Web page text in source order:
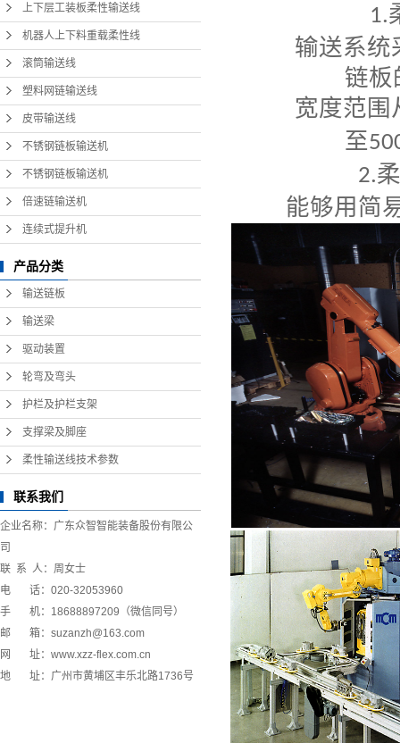
上下层工装板柔性输送线
机器人上下料重载柔性线
滚筒输送线
塑料网链输送线
皮带输送线
不锈钢链板输送机
不锈钢链板输送机
倍速链输送机
连续式提升机
产品分类
输送链板
输送梁
驱动装置
轮弯及弯头
护栏及护栏支架
支撑梁及脚座
柔性输送线技术参数
联系我们
企业名称：广东众智智能装备股份有限公
司
联 系 人：周女士
电 话：020-32053960
手 机：18688897209（微信同号）
邮 箱： suzanzh@163.com
网 址：www.xzz-flex.com.cn
地 址：广州市黄埔区丰乐北路1736号
1.
输送系统
链板的
宽度范围
至
2.
能够用简